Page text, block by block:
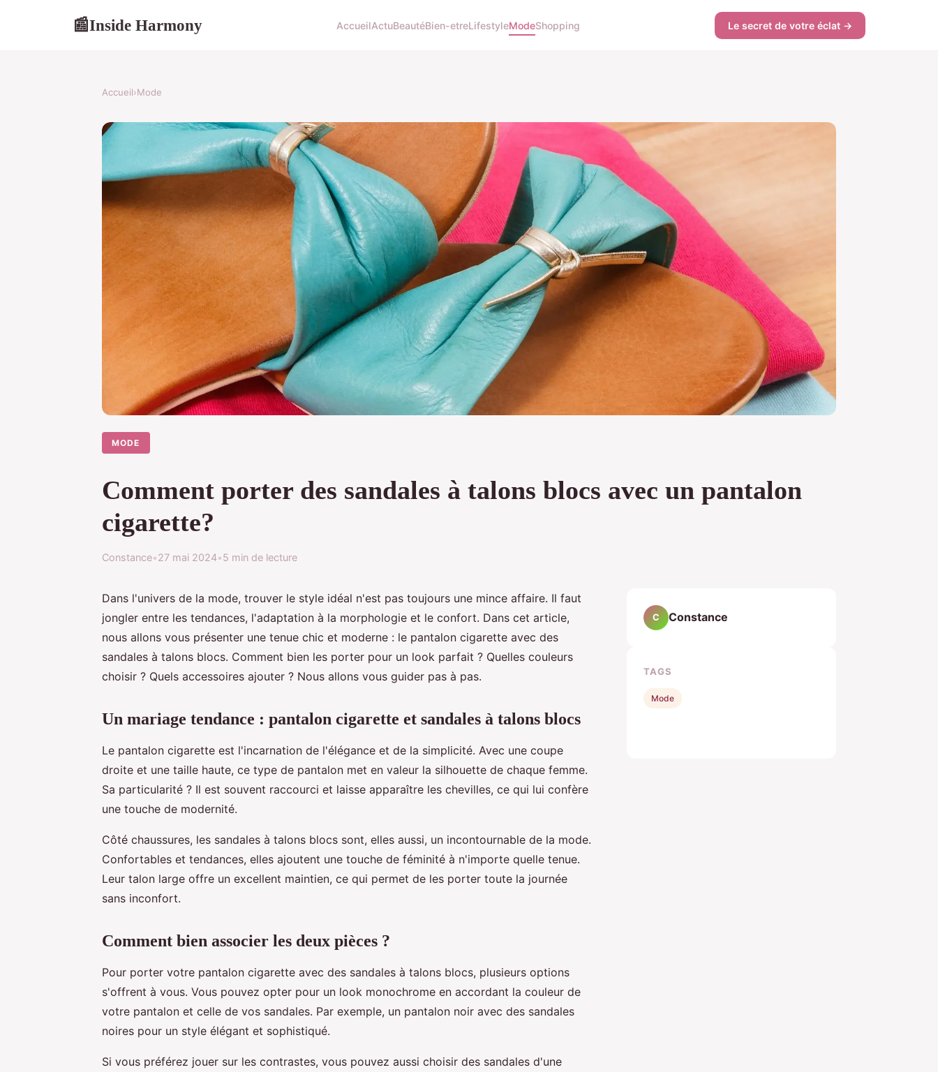
📰Inside Harmony AccueilActuBeautéBien-etreLifestyleModeShopping Le secret de votre éclat →
Accueil›Mode
MODE
Comment porter des sandales à talons blocs avec un pantalon
cigarette?
Constance•27 mai 2024•5 min de lecture
Dans l'univers de la mode, trouver le style idéal n'est pas toujours une mince affaire. Il faut
jongler entre les tendances, l'adaptation à la morphologie et le confort. Dans cet article,
nous allons vous présenter une tenue chic et moderne : le pantalon cigarette avec des
sandales à talons blocs. Comment bien les porter pour un look parfait ? Quelles couleurs
choisir ? Quels accessoires ajouter ? Nous allons vous guider pas à pas.
Un mariage tendance : pantalon cigarette et sandales à talons blocs
Le pantalon cigarette est l'incarnation de l'élégance et de la simplicité. Avec une coupe
droite et une taille haute, ce type de pantalon met en valeur la silhouette de chaque femme.
Sa particularité ? Il est souvent raccourci et laisse apparaître les chevilles, ce qui lui confère
une touche de modernité.
Côté chaussures, les sandales à talons blocs sont, elles aussi, un incontournable de la mode.
Confortables et tendances, elles ajoutent une touche de féminité à n'importe quelle tenue.
Leur talon large offre un excellent maintien, ce qui permet de les porter toute la journée
sans inconfort.
Comment bien associer les deux pièces ?
Pour porter votre pantalon cigarette avec des sandales à talons blocs, plusieurs options
s'offrent à vous. Vous pouvez opter pour un look monochrome en accordant la couleur de
votre pantalon et celle de vos sandales. Par exemple, un pantalon noir avec des sandales
noires pour un style élégant et sophistiqué.
Si vous préférez jouer sur les contrastes, vous pouvez aussi choisir des sandales d'une
C Constance
TAGS
Mode